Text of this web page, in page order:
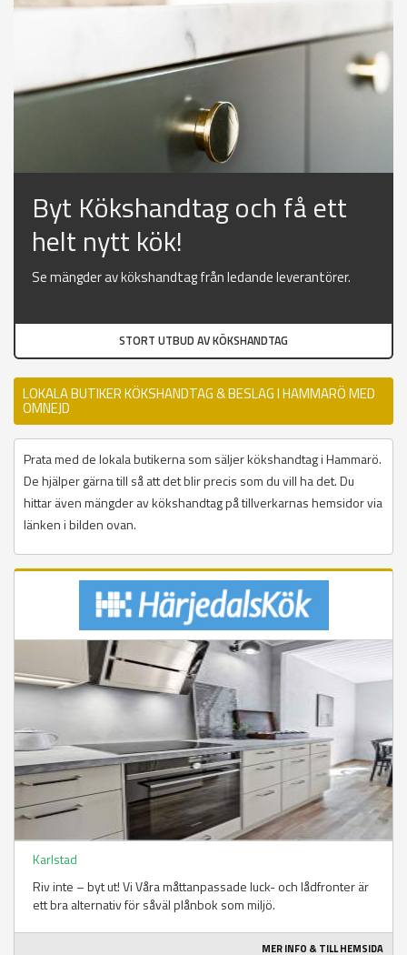
Byt Kökshandtag och få ett
helt nytt kök!
Se mängder av kökshandtag från ledande leverantörer.
STORT UTBUD AV KÖKSHANDTAG
LOKALA BUTIKER KÖKSHANDTAG & BESLAG I HAMMARÖ MED
OMNEJD
Prata med de lokala butikerna som säljer kökshandtag i Hammarö.
De hjälper gärna till så att det blir precis som du vill ha det. Du
hittar även mängder av kökshandtag på tillverkarnas hemsidor via
länken i bilden ovan.
Karlstad
Riv inte – byt ut! Vi Våra måttanpassade luck- och lådfronter är
ett bra alternativ för såväl plånbok som miljö.
MER INFO & TILL HEMSIDA